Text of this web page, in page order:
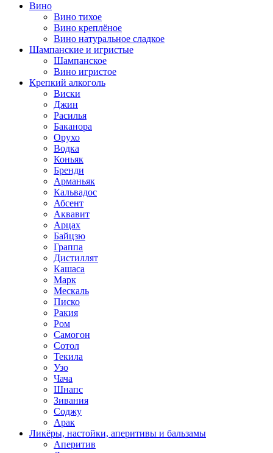
Вино
Вино тихое
Вино креплёное
Вино натуральное сладкое
Шампанские и игристые
Шампанское
Вино игристое
Крепкий алкоголь
Виски
Джин
Расилья
Баканора
Орухо
Водка
Коньяк
Бренди
Арманьяк
Кальвадос
Абсент
Аквавит
Арцах
Байцзю
Граппа
Дистиллят
Кашаса
Марк
Мескаль
Писко
Ракия
Ром
Самогон
Сотол
Текила
Узо
Чача
Шнапс
Зивания
Соджу
Арак
Ликёры, настойки, аперитивы и бальзамы
Аперитив